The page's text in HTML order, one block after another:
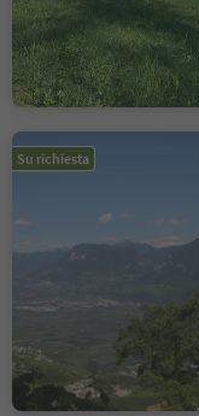
Su richiesta